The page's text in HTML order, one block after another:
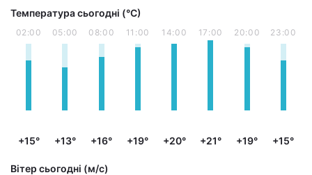
Температура сьогодні (°С)
02:00
+15°
05:00
+13°
08:00
+16°
11:00
+19°
14:00
+20°
17:00
+21°
20:00
+19°
23:00
+15°
Вітер сьогодні (м/с)